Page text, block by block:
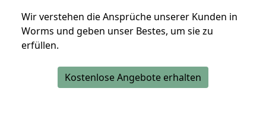
Wir verstehen die Ansprüche unserer Kunden in
Worms und geben unser Bestes, um sie zu
erfüllen.
Kostenlose Angebote erhalten